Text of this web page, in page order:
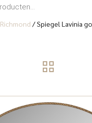
Richmond /Spiegel Lavinia